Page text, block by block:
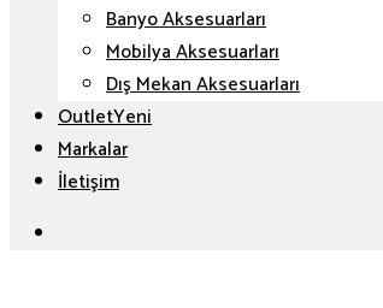
Banyo Aksesuarları
Mobilya Aksesuarları
Dış Mekan Aksesuarları
Outlet
Markalar
İletişim